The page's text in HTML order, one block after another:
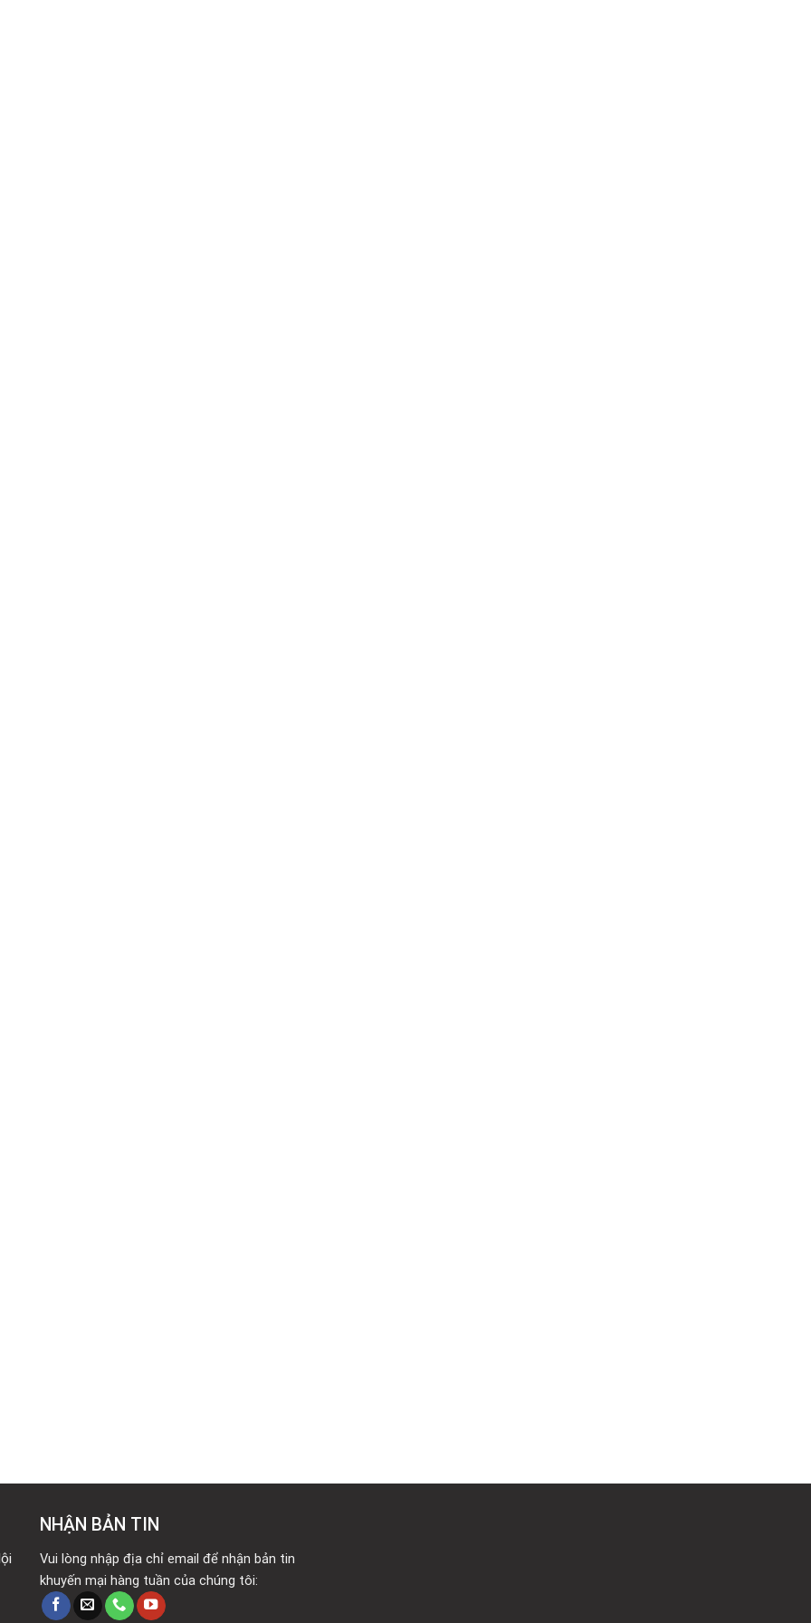
NHẬN BẢN TIN
Vui lòng nhập địa chỉ email để nhận bản tin
khuyến mại hàng tuần của chúng tôi: